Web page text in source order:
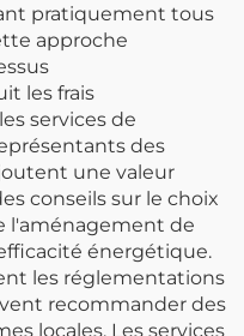
pratiquement tous
approche
les frais
services de
des
une valeur
conseils sur le choix
l'aménagement de
énergétique.
les réglementations
recommander des
locales. Les services